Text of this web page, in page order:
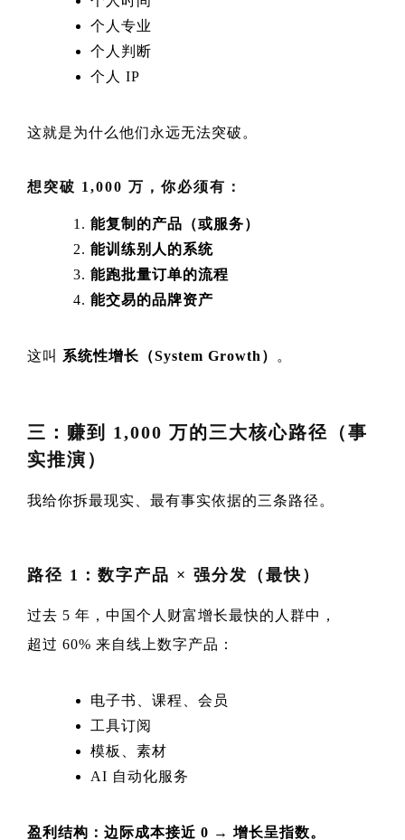
个人专业
个人判断
个人 IP
这就是为什么他们永远无法突破。
想突破 1,000 万，你必须有：
能复制的产品（或服务）
能训练别人的系统
能跑批量订单的流程
能交易的品牌资产
这叫 系统性增长（System Growth） 。
三：赚到 1,000 万的三大核心路径（事
实推演）
我给你拆最现实、最有事实依据的三条路径。
路径 1：数字产品 × 强分发（最快）
过去 5 年，中国个人财富增长最快的人群中，
超过 60% 来自线上数字产品：
电子书、课程、会员
工具订阅
模板、素材
AI 自动化服务
盈利结构：边际成本接近 0 → 增长呈指数。